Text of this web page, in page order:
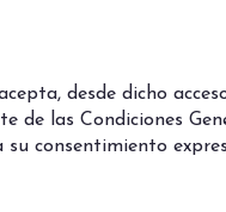
desde dicho
de las Condiciones
consentimiento